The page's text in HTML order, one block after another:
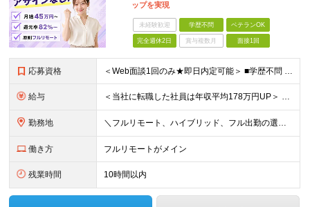
ップを実現
未経験歓迎 学歴不問 ベテランOK
完全週休2日 賞与複数月 面接1回
応募資格 ＜Web面談1回のみ★即日内定可能＞ ■学歴不問 ■エンジニアとしての実務経験1年以上 （開発・インフラ・技術・工程など不問）
給与 ＜当社に転職した社員は年収平均178万円UP＞ 月給45万円～120万円＋賞与＋各手当 ※経験・能力などを考慮の上、決定します ※案件の契約内容（月単金など）や昇給、賞与額はすべてシステム上で開示し
勤務地 ＼フルリモート、ハイブリッド、フル出勤の選択可＆帰社日なし／ 【下記エリアを中心とするクライアント先または自宅にて勤務】 ■首都圏：東京・埼玉・千葉・神奈川 ■関西：大阪・兵庫・京都・滋賀・奈良・和
働き方 フルリモートがメイン
残業時間 10時間以内